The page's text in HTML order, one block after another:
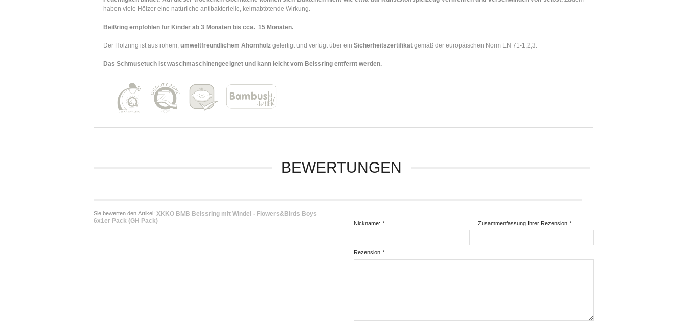
haben viele Hölzer eine natürliche antibakterielle, keimabtötende Wirkung.
Beißring empfohlen für Kinder ab 3 Monaten bis cca. 15 Monaten.
Der Holzring ist aus rohem, umweltfreundlichem Ahornholz gefertigt und verfügt über ein Sicherheitszertifikat gemäß der europäischen Norm EN 71-1,2,3.
Das Schmusetuch ist waschmaschinengeeignet und kann leicht vom Beissring entfernt werden.
BEWERTUNGEN
Sie bewerten den Artikel: XKKO BMB Beissring mit Windel - Flowers&Birds Boys
6x1er Pack (GH Pack)
*
Nickname: *
Zusammenfassung Ihrer Rezension
*
Rezension